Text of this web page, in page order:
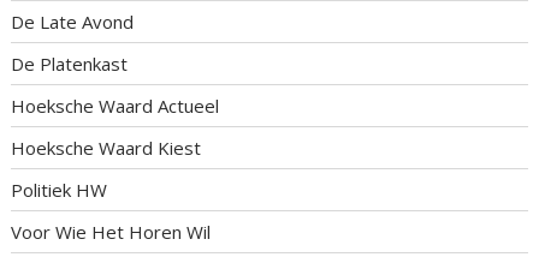
De Late Avond
De Platenkast
Hoeksche Waard Actueel
Hoeksche Waard Kiest
Politiek HW
Voor Wie Het Horen Wil